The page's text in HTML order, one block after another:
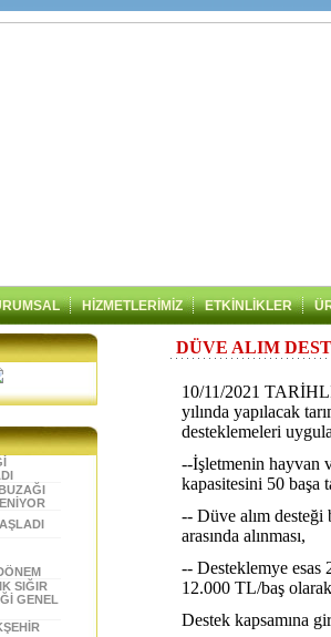
HİZMETLERİMİZ ETKİNLİKLER
SIĞIR
GENEL
DÜVE ALIM
10/11/2021
yılında yapılacak
desteklemeleri
--İşletmenin hayvan
kapasitesini 50 başa
-- Düve alım
arasında alınması,
-- Desteklemye esas
12.000 TL/baş
Destek kapsamına